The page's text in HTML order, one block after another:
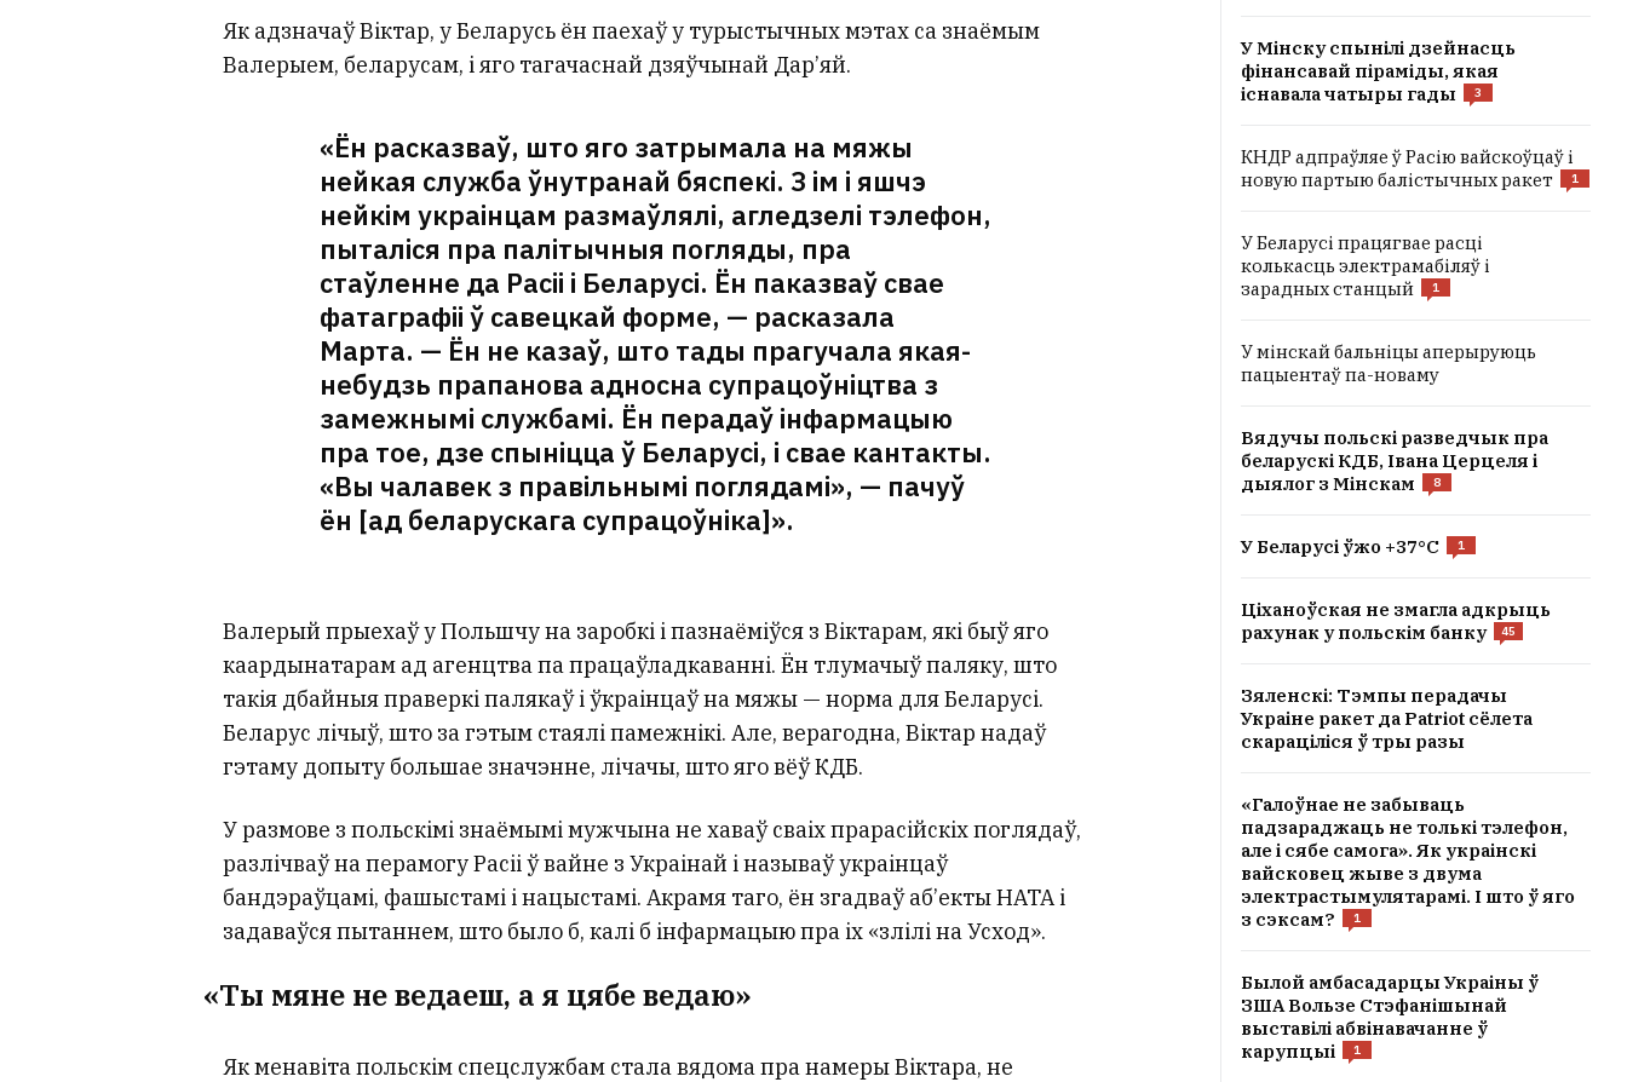
Як адзначаў Віктар, у Беларусь ён паехаў у турыстычных мэтах са знаёмым
Валерыем, беларусам, і яго тагачаснай дзяўчынай Дар’яй.
«Ён расказваў, што яго затрымала на мяжы
нейкая служба ўнутранай бяспекі. З ім і яшчэ
нейкім украінцам размаўлялі, агледзелі тэлефон,
пыталіся пра палітычныя погляды, пра
стаўленне да Расіі і Беларусі. Ён паказваў свае
фатаграфіі ў савецкай форме, — расказала
Марта. — Ён не казаў, што тады прагучала якая-
небудзь прапанова адносна супрацоўніцтва з
замежнымі службамі. Ён перадаў інфармацыю
пра тое, дзе спыніцца ў Беларусі, і свае кантакты.
«Вы чалавек з правільнымі поглядамі», — пачуў
ён [ад беларускага супрацоўніка]».
Валерый прыехаў у Польшчу на заробкі і пазнаёміўся з Віктарам, які быў яго
каардынатарам ад агенцтва па працаўладкаванні. Ён тлумачыў паляку, што
такія дбайныя праверкі палякаў і ўкраінцаў на мяжы — норма для Беларусі.
Беларус лічыў, што за гэтым стаялі памежнікі. Але, верагодна, Віктар надаў
гэтаму допыту большае значэнне, лічачы, што яго вёў КДБ.
У размове з польскімі знаёмымі мужчына не хаваў сваіх прарасійскіх поглядаў,
разлічваў на перамогу Расіі ў вайне з Украінай і называў украінцаў
бандэраўцамі, фашыстамі і нацыстамі. Акрамя таго, ён згадваў аб’екты НАТА і
задаваўся пытаннем, што было б, калі б інфармацыю пра іх «злілі на Усход».
«Ты мяне не ведаеш, а я цябе ведаю»
Як менавіта польскім спецслужбам стала вядома пра намеры Віктара, не
У Мінску спынілі дзейнасць
фінансавай піраміды, якая
існавала чатыры гады
3
КНДР адпраўляе ў Расію вайскоўцаў і
новую партыю балістычных ракет
1
У Беларусі працягвае расці
колькасць электрамабіляў і
зарадных станцый
1
У мінскай бальніцы аперыруюць
пацыентаў па-новаму
Вядучы польскі разведчык пра
беларускі КДБ, Івана Церцеля і
дыялог з Мінскам
8
У Беларусі ўжо +37°C 1
Ціханоўская не змагла адкрыць
рахунак у польскім банку
45
Зяленскі: Тэмпы перадачы
Украіне ракет да Patriot сёлета
скараціліся ў тры разы
«Галоўнае не забываць
падзараджаць не толькі тэлефон,
але і сябе самога». Як украінскі
вайсковец жыве з двума
электрастымулятарамі. І што ў яго
з сэксам?
1
Былой амбасадарцы Украіны ў
ЗША Вользе Стэфанішынай
выставілі абвінавачанне ў
карупцыі
1